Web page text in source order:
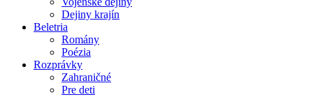
Dejiny krajín
Beletria
Romány
Poézia
Rozprávky
Zahraničné
Pre deti